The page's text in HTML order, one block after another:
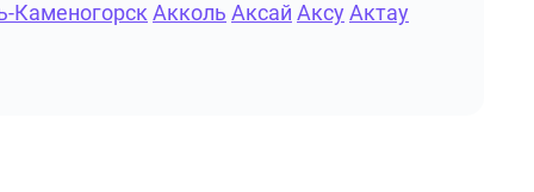
Каменогорск Акколь Аксай Аксу Актау